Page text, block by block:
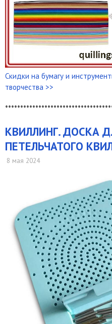
Скидки на бумагу и
творчества >>
КВИЛЛИНГ. ДОСКА
ПЕТЕЛЬЧАТОГО
8 мая 2024